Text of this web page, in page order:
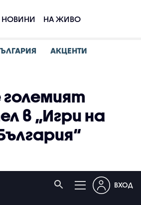
НОВИНИ НА ЖИВО
АКЦЕНТИ
големият
в „Игри на